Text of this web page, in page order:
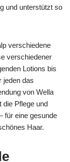
und unterstützt so
verschiedene
verschiedener
Lotions bis
jeden das
von Wella
die Pflege und
für eine gesunde
Haar.